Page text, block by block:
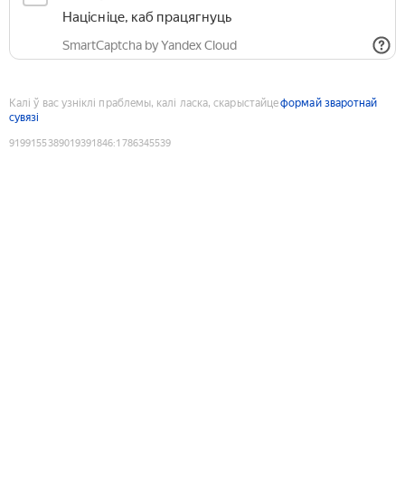
Націсніце, каб працягнуць
SmartCaptcha by Yandex Cloud
Калі ў вас узніклі праблемы, калі ласка, скарыстайцеформай зваротнай
сувязі
9199155389019391846:1786345539